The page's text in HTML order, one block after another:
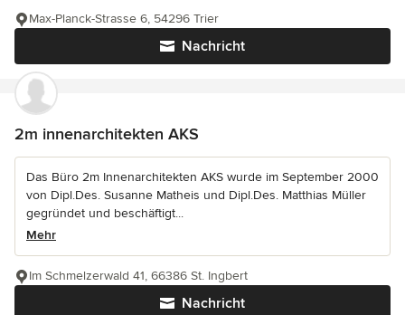
Nachricht
Max-Planck-Strasse 6, 54296 Trier
2m innenarchitekten AKS
Das Büro 2m Innenarchitekten AKS wurde im September 2000
von Dipl.Des. Susanne Matheis und Dipl.Des. Matthias Müller
gegründet und beschäftigt...
Mehr
Nachricht
Im Schmelzerwald 41, 66386 St. Ingbert